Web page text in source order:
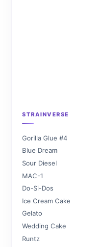
STRAINVERSE
Gorilla Glue #4
Blue Dream
Sour Diesel
MAC-1
Do-Si-Dos
Ice Cream Cake
Gelato
Wedding Cake
Runtz